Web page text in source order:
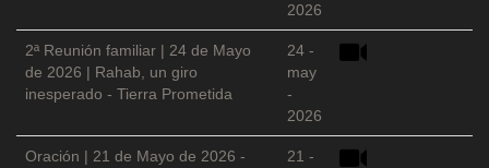
2026
2ª Reunión familiar | 24 de Mayo
de 2026 | Rahab, un giro
inesperado - Tierra Prometida
24 -
may
-
2026
Oración | 21 de Mayo de 2026 -
21 -